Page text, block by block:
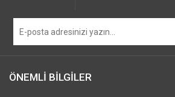
ÖNEMLİ BİLGİLER